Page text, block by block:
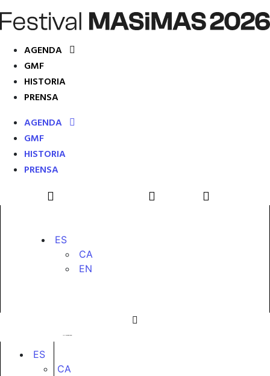
AGENDA
GMF
HISTORIA
PRENSA
AGENDA
GMF
HISTORIA
PRENSA
ES
CA
EN
ES
CA